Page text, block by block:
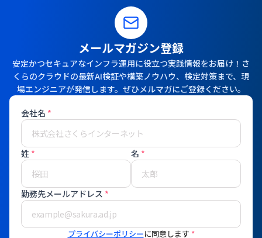
メールマガジン登録
安定かつセキュアなインフラ運用に役立つ実践情報をお届け！さ
くらのクラウドの最新AI検証や構築ノウハウ、検定対策まで、現
場エンジニアが発信します。ぜひメルマガにご登録ください。
会社名 *
姓* 名*
勤務先メールアドレス*
プライバシーポリシーに同意します*